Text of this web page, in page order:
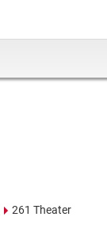
261 Theater